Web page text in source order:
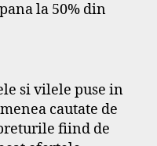
la 50% din
si vilele puse in
cautate de
fiind de